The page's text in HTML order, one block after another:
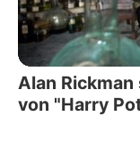
Alan
von "Harry